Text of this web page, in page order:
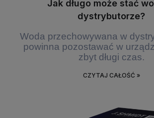
Jak długo może stać
dystrybutorze?
Woda przechowywana w
powinna pozostawać w
zbyt długi czas.
CZYTAJ CAŁOŚĆ »